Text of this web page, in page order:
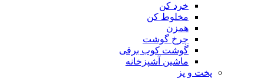
خرد کن
مخلوط کن
همزن
چرخ گوشت
گوشت کوب برقی
ماشین آشپزخانه
پخت و پز